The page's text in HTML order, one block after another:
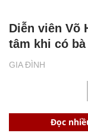
GIA ĐÌNH
Diễn viên Võ
tâm khi có
Đọc